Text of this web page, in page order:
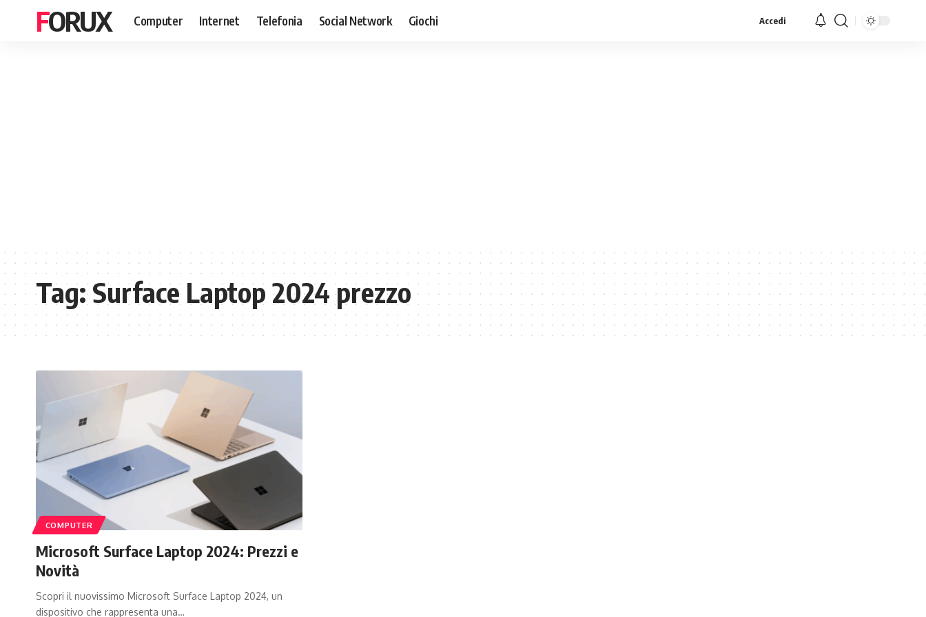
FORUX Computer Internet Telefonia Social Network Giochi Accedi
Tag:Surface Laptop 2024 prezzo
COMPUTER
Microsoft Surface Laptop 2024: Prezzi e
Novità
Scopri il nuovissimo Microsoft Surface Laptop 2024, un
dispositivo che rappresenta una…